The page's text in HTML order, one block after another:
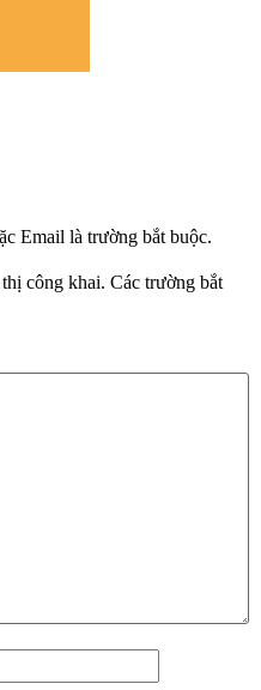
Email là trường bắt buộc.
công khai. Các trường bắt